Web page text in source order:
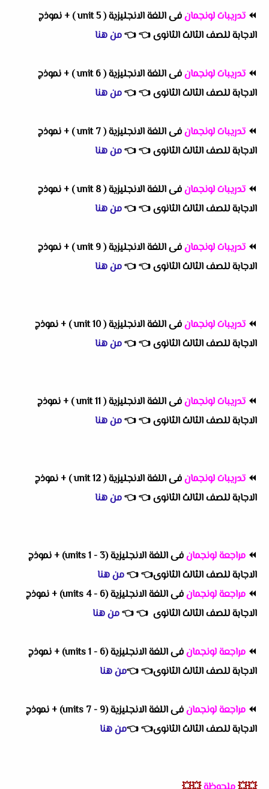
⏪ تدريبات لونجمان
فى اللغة الانجليزية ( unit 5 ) + نموذج
الاجابة للصف الثالث الثانوى👈
👈من هنا
⏪ تدريبات لونجمان
فى اللغة الانجليزية ( unit 6 ) + نموذج
الاجابة للصف الثالث الثانوى👈
👈من هنا
⏪ تدريبات لونجمان
فى اللغة الانجليزية ( unit 7 ) + نموذج
الاجابة للصف الثالث الثانوى👈
👈من هنا
⏪ تدريبات لونجمان
فى اللغة الانجليزية ( unit 8 ) + نموذج
الاجابة للصف الثالث الثانوى👈
👈من هنا
⏪ تدريبات لونجمان
فى اللغة الانجليزية ( unit 9 ) + نموذج
الاجابة للصف الثالث الثانوى👈
👈من هنا
⏪ تدريبات لونجمان
فى اللغة الانجليزية ( unit 10 ) + نموذج
الاجابة للصف الثالث الثانوى👈
👈من هنا
⏪ تدريبات لونجمان
فى اللغة الانجليزية ( unit 11 ) + نموذج
الاجابة للصف الثالث الثانوى👈
👈من هنا
⏪ تدريبات لونجمان
فى اللغة الانجليزية ( unit 12 ) + نموذج
الاجابة للصف الثالث الثانوى👈
👈من هنا
⏪ مراجعة لونجمان
فى اللغة الانجليزية (units 1 - 3) + نموذج
الاجابة للصف الثالث الثانوى👈
👈من هنا
⏪ مراجعة لونجمان
فى اللغة الانجليزية (units 4 - 6) + نموذج
الاجابة للصف الثالث الثانوى 👈
👈من هنا
⏪ مراجعة لونجمان
فى اللغة الانجليزية (units 1 - 6) + نموذج
الاجابة للصف الثالث الثانوى👈
👈من هنا
⏪ مراجعة لونجمان
فى اللغة الانجليزية (units 7 - 9) + نموذج
الاجابة للصف الثالث الثانوى👈
👈من هنا